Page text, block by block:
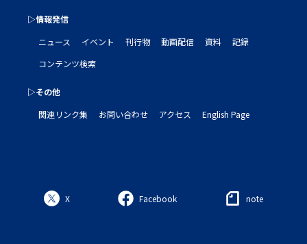
▷情報発信
ニュース
イベント 刊行物 動画配信 資料
記録
コンテンツ検索
▷その他
関連リンク集
お問い合わせ アクセス English Page
X Facebook note